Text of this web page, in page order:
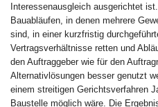
Interessenausgleich ausgerichtet
Bauabläufen, in denen mehrere
sind, in einer kurzfristig
Vertragsverhältnisse retten und
den Auftraggeber wie für den
Alternativlösungen besser genutzt
einem streitigen Gerichtsverfahren
Baustelle möglich wäre. Die